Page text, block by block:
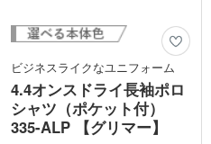
ビジネスライクなユニフォーム
4.4オンスドライ長袖ポロ
シャツ（ポケット付）
335-ALP 【グリマー】